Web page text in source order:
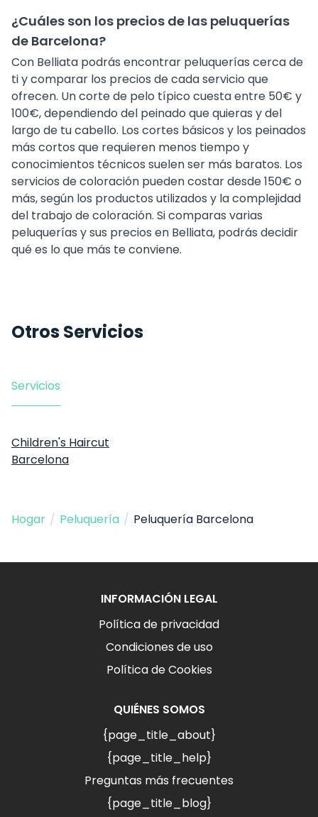
¿Cuáles son los precios de las peluquerías
de Barcelona?
Con Belliata podrás encontrar peluquerías cerca de
ti y comparar los precios de cada servicio que
ofrecen. Un corte de pelo típico cuesta entre 50€ y
100€, dependiendo del peinado que quieras y del
largo de tu cabello. Los cortes básicos y los peinados
más cortos que requieren menos tiempo y
conocimientos técnicos suelen ser más baratos. Los
servicios de coloración pueden costar desde 150€ o
más, según los productos utilizados y la complejidad
del trabajo de coloración. Si comparas varias
peluquerías y sus precios en Belliata, podrás decidir
qué es lo que más te conviene.
Otros Servicios
Servicios
Children's Haircut
Barcelona
Hogar / Peluquería / Peluquería Barcelona
INFORMACIÓN LEGAL
Política de privacidad
Condiciones de uso
Política de Cookies
QUIÉNES SOMOS
{page_title_about}
{page_title_help}
Preguntas más frecuentes
{page_title_blog}